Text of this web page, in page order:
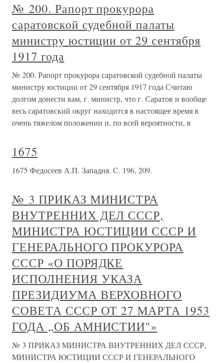
№ 200. Рапорт прокурора
саратовской судебной палаты
министру юстиции от 29 сентября
1917 года
№ 200. Рапорт прокурора саратовской судебной палаты
министру юстиции от 29 сентября 1917 года Считаю
долгом донести вам, г. министр, что г. Саратов и вообще
весь саратовский округ находится в настоящее время в
очень тяжелом положении и, по всей вероятности, в
1675
1675 Федосеев А.П. Западня. С. 196, 209.
№ 3 ПРИКАЗ МИНИСТРА
ВНУТРЕННИХ ДЕЛ СССР,
МИНИСТРА ЮСТИЦИИ СССР И
ГЕНЕРАЛЬНОГО ПРОКУРОРА
СССР «О ПОРЯДКЕ
ИСПОЛНЕНИЯ УКАЗА
ПРЕЗИДИУМА ВЕРХОВНОГО
СОВЕТА СССР ОТ 27 МАРТА 1953
ГОДА „ОБ АМНИСТИИ"»
№ 3 ПРИКАЗ МИНИСТРА ВНУТРЕННИХ ДЕЛ СССР,
МИНИСТРА ЮСТИЦИИ СССР И ГЕНЕРАЛЬНОГО